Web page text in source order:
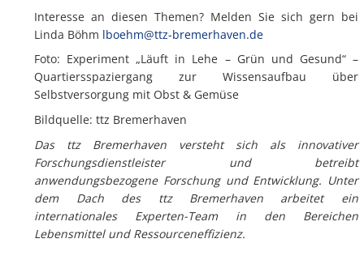
Interesse an diesen Themen? Melden Sie sich gern bei
Linda Böhm lboehm@ttz-bremerhaven.de
Foto: Experiment „Läuft in Lehe – Grün und Gesund“ –
Quartiersspaziergang zur Wissensaufbau über
Selbstversorgung mit Obst & Gemüse
Bildquelle: ttz Bremerhaven
Das ttz Bremerhaven versteht sich als innovativer
Forschungsdienstleister und betreibt
anwendungsbezogene Forschung und Entwicklung. Unter
dem Dach des ttz Bremerhaven arbeitet ein
internationales Experten-Team in den Bereichen
Lebensmittel und Ressourceneffizienz.